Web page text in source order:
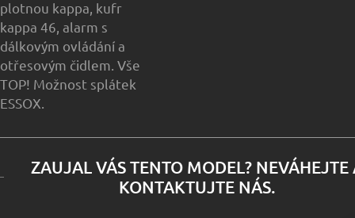
plotnou kappa, kufr
kappa 46, alarm s
dálkovým ovládání a
otřesovým čidlem. Vše
TOP! Možnost splátek
ESSOX.
ZAUJAL VÁS TENTO MODEL? NEVÁHEJTE
KONTAKTUJTE NÁS.